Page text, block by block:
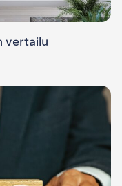
vertailu